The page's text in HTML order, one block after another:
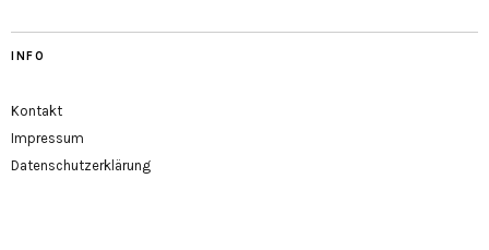
INFO
Kontakt
Impressum
Datenschutzerklärung